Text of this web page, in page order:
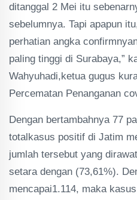
ditanggal 2 Mei itu
sebelumnya. Tapi apapun
perhatian angka
paling tinggi di Surabaya,”
Wahyuhadi,ketua gugus
Percematan Penanganan
Dengan bertambahnya 77
totalkasus positif di Jatim
jumlah tersebut yang
setara dengan (73,61%).
mencapai1.114, maka